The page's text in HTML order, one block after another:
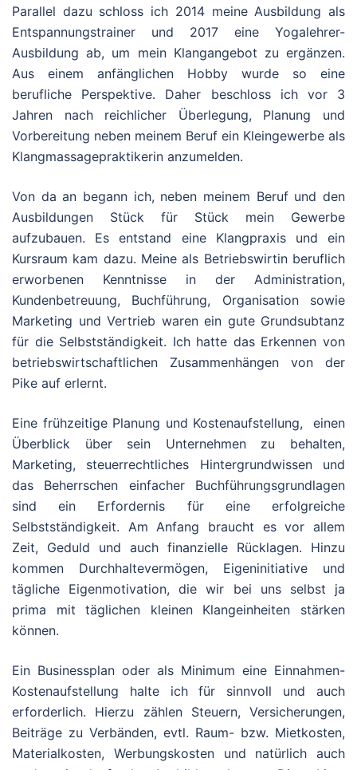
Parallel dazu schloss ich 2014 meine Ausbildung als
Entspannungstrainer und 2017 eine Yogalehrer-
Ausbildung ab, um mein Klangangebot zu ergänzen.
Aus einem anfänglichen Hobby wurde so eine
berufliche Perspektive. Daher beschloss ich vor 3
Jahren nach reichlicher Überlegung, Planung und
Vorbereitung neben meinem Beruf ein Kleingewerbe als
Klangmassagepraktikerin anzumelden.
Von da an begann ich, neben meinem Beruf und den
Ausbildungen Stück für Stück mein Gewerbe
aufzubauen. Es entstand eine Klangpraxis und ein
Kursraum kam dazu. Meine als Betriebswirtin beruflich
erworbenen Kenntnisse in der Administration,
Kundenbetreuung, Buchführung, Organisation sowie
Marketing und Vertrieb waren ein gute Grundsubtanz
für die Selbstständigkeit. Ich hatte das Erkennen von
betriebswirtschaftlichen Zusammenhängen von der
Pike auf erlernt.
Eine frühzeitige Planung und Kostenaufstellung, einen
Überblick über sein Unternehmen zu behalten,
Marketing, steuerrechtliches Hintergrundwissen und
das Beherrschen einfacher Buchführungsgrundlagen
sind ein Erfordernis für eine erfolgreiche
Selbstständigkeit. Am Anfang braucht es vor allem
Zeit, Geduld und auch finanzielle Rücklagen. Hinzu
kommen Durchhaltevermögen, Eigeninitiative und
tägliche Eigenmotivation, die wir bei uns selbst ja
prima mit täglichen kleinen Klangeinheiten stärken
können.
Ein Businessplan oder als Minimum eine Einnahmen-
Kostenaufstellung halte ich für sinnvoll und auch
erforderlich. Hierzu zählen Steuern, Versicherungen,
Beiträge zu Verbänden, evtl. Raum- bzw. Mietkosten,
Materialkosten, Werbungskosten und natürlich auch